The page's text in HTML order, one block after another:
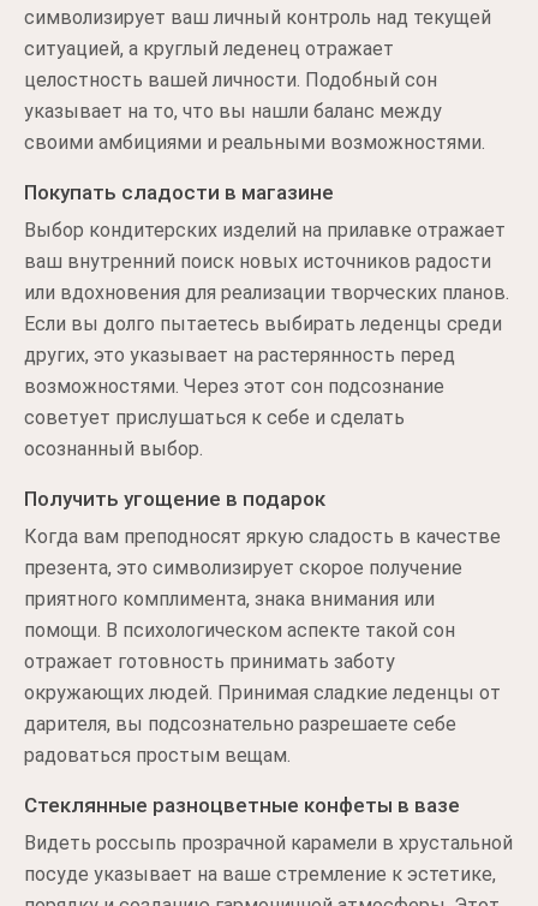
символизирует ваш личный контроль над текущей
ситуацией, а круглый леденец отражает
целостность вашей личности. Подобный сон
указывает на то, что вы нашли баланс между
своими амбициями и реальными возможностями.
Покупать сладости в магазине
Выбор кондитерских изделий на прилавке отражает
ваш внутренний поиск новых источников радости
или вдохновения для реализации творческих планов.
Если вы долго пытаетесь выбирать леденцы среди
других, это указывает на растерянность перед
возможностями. Через этот сон подсознание
советует прислушаться к себе и сделать
осознанный выбор.
Получить угощение в подарок
Когда вам преподносят яркую сладость в качестве
презента, это символизирует скорое получение
приятного комплимента, знака внимания или
помощи. В психологическом аспекте такой сон
отражает готовность принимать заботу
окружающих людей. Принимая сладкие леденцы от
дарителя, вы подсознательно разрешаете себе
радоваться простым вещам.
Стеклянные разноцветные конфеты в вазе
Видеть россыпь прозрачной карамели в хрустальной
посуде указывает на ваше стремление к эстетике,